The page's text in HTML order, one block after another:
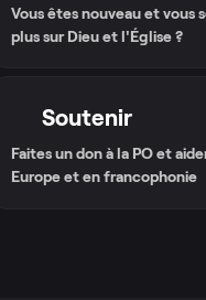
Vous êtes nouveau et vous
plus sur Dieu et l'Église ?
Soutenir
Faites un don à la PO et
Europe et en francophonie